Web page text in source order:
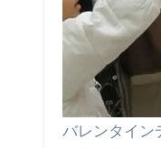
バレンタイン